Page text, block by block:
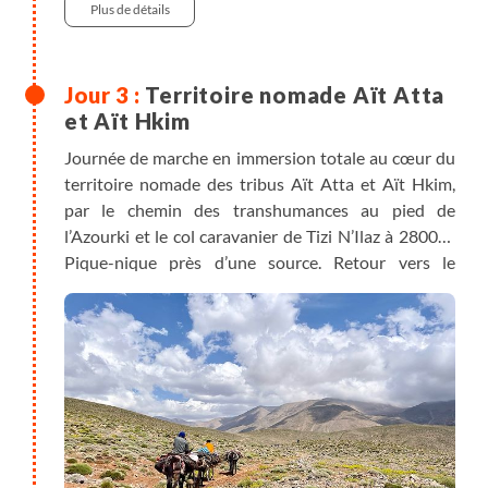
Plus de détails
Territoire nomade Aït Atta
et Aït Hkim
Journée de marche en immersion totale au cœur du
territoire nomade des tribus Aït Atta et Aït Hkim,
par le chemin des transhumances au pied de
l’Azourki et le col caravanier de Tizi N’Ilaz à 2800m.
Pique-nique près d’une source. Retour vers le
campement par un vallon au pied de la montagne de
Ouawgoulzat. Belle ambiance au retour des
troupeaux le soir dans leurs enclos, nuit au
campement.